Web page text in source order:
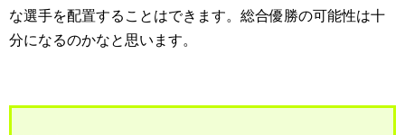
な選手を配置することはできます。総合優勝の可能性は十
分になるのかなと思います。